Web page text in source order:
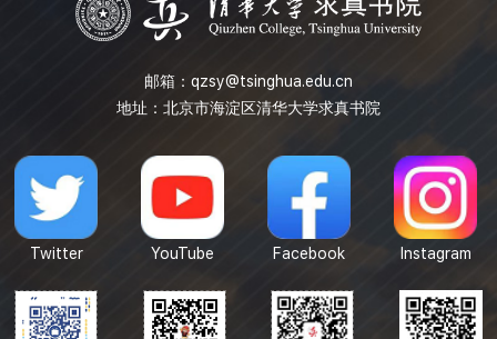
邮箱： qzsy@tsinghua.edu.cn
地址：北京市海淀区清华大学求真书院
Twitter YouTube Facebook Instagram